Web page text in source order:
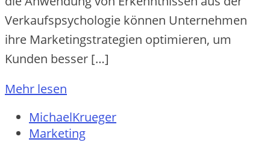
Verkaufspsychologie können Unternehmen
ihre Marketingstrategien optimieren, um
Kunden besser […]
Mehr lesen
MichaelKrueger
Marketing